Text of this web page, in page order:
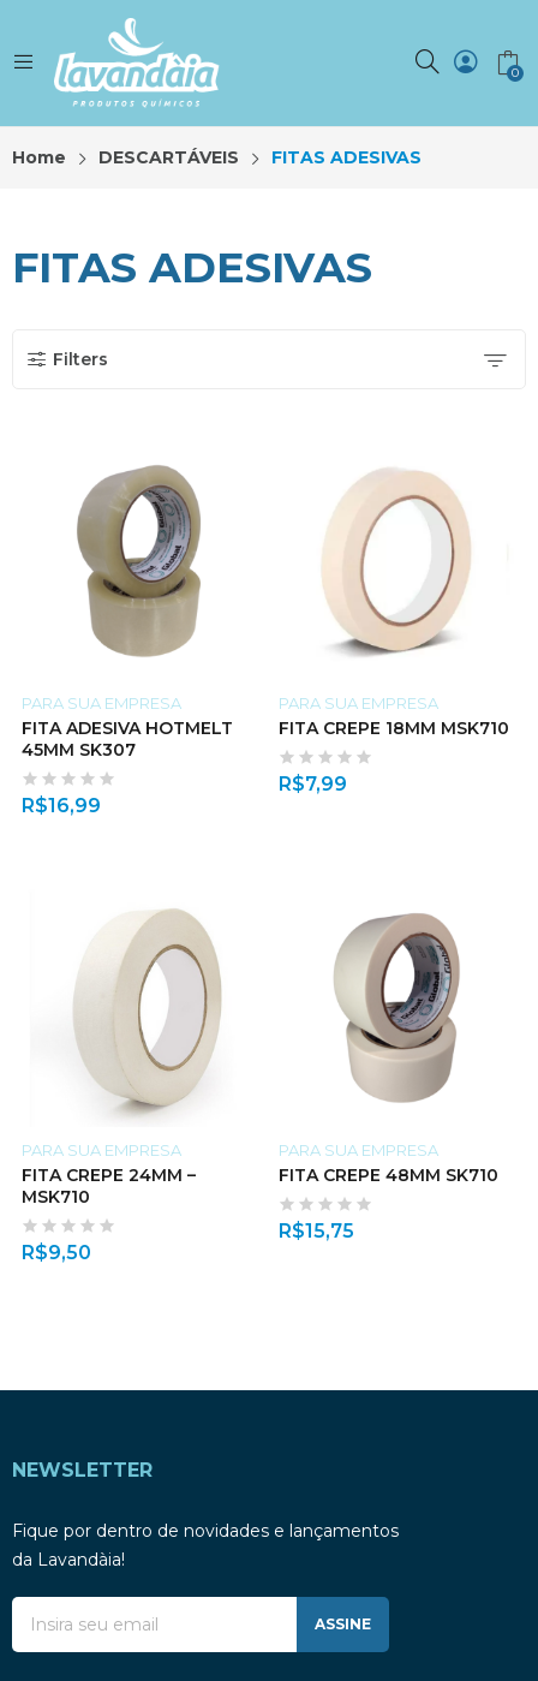
0
Home DESCARTÁVEIS FITAS ADESIVAS
FITAS ADESIVAS
Filters
PARA SUA EMPRESA
FITA ADESIVA HOTMELT
45MM SK307
R$16,99
PARA SUA EMPRESA
FITA CREPE 18MM MSK710
R$7,99
PARA SUA EMPRESA
FITA CREPE 24MM –
MSK710
R$9,50
PARA SUA EMPRESA
FITA CREPE 48MM SK710
R$15,75
NEWSLETTER
Fique por dentro de novidades e lançamentos
da Lavandàia!
ASSINE